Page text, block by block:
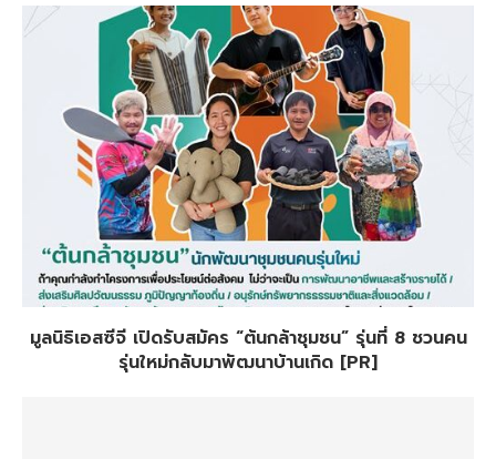
มูลนิธิเอสซีจี เปิดรับสมัคร “ต้นกล้าชุมชน” รุ่นที่ 8 ชวนคน
รุ่นใหม่กลับมาพัฒนาบ้านเกิด [PR]